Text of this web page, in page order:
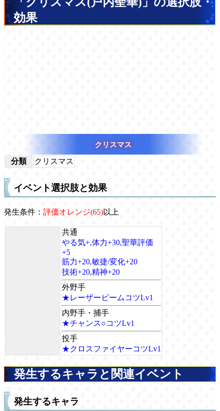
効果
クリスマス
分類 クリスマス
イベント選択肢と効果
発生条件： 評価オレンジ(65)以上
共通
やる気+,体力+30,聖華評価
+5
筋力+20,敏捷/変化+20
技術+20,精神+20
外野手
★レーザービームコツLv1
内野手・捕手
★チャンス○コツLv1
投手
★クロスファイヤーコツLv1
発生するキャラと関連イベント
発生するキャラ